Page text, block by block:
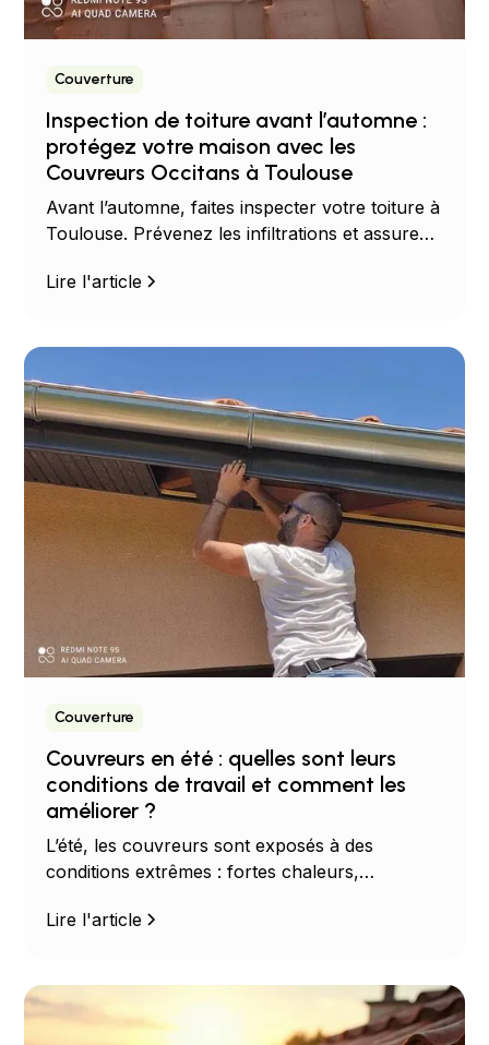
Couverture
Inspection de toiture avant l’automne :
protégez votre maison avec les
Couvreurs Occitans à Toulouse
Avant l’automne, faites inspecter votre toiture à
Toulouse. Prévenez les infiltrations et assurez
Occitans.
Lire l'article
Couverture
Couvreurs en été : quelles sont leurs
conditions de travail et comment les
améliorer ?
L’été, les couvreurs sont exposés à des
conditions extrêmes : fortes chaleurs,
Découvrez les risques liés aux températures
couvreurs.
Lire l'article